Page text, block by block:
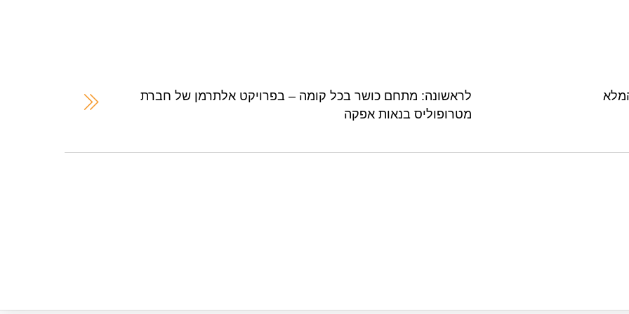
לראשונה: מתחם כושר בכל קומה – בפרויקט אלתרמן של חברת
מטרופוליס בנאות אפקה